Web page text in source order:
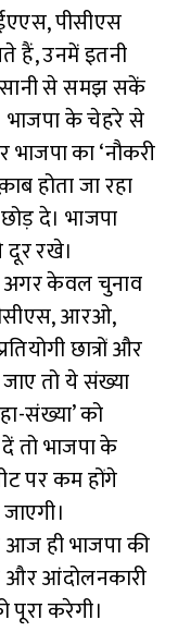
पीसीएस
हैं, उनमें इतनी
से समझ सकें
के चेहरे से
का ‘नौकरी
होता जा रहा
दे। भाजपा
दूर रखे।
अगर केवल चुनाव
आरओ,
छात्रों और
तो ये संख्या
संख्या’ को
तो भाजपा के
पर कम होंगे
ही भाजपा की
और आंदोलनकारी
करेगी।